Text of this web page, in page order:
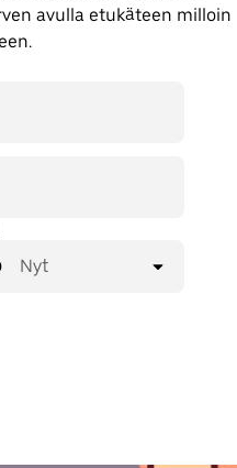
avulla etukäteen milloin
Nyt